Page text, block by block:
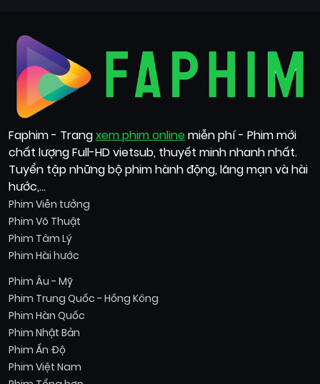
Faphim - Trangxem phim online miễn phí - Phim mới
chất lượng Full-HD vietsub, thuyết minh nhanh nhất.
Tuyển tập những bộ phim hành động, lãng mạn và hài
hước,...
Phim Viễn tưởng
Phim Võ Thuật
Phim Tâm Lý
Phim Hài hước
Phim Âu - Mỹ
Phim Trung Quốc - Hồng Kông
Phim Hàn Quốc
Phim Nhật Bản
Phim Ấn Độ
Phim Việt Nam